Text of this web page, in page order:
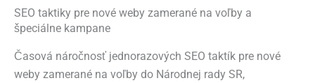
SEO taktiky pre nové weby zamerané na voľby a
špeciálne kampane
Časová náročnosť jednorazových SEO taktík pre nové
weby zamerané na voľby do Národnej rady SR,